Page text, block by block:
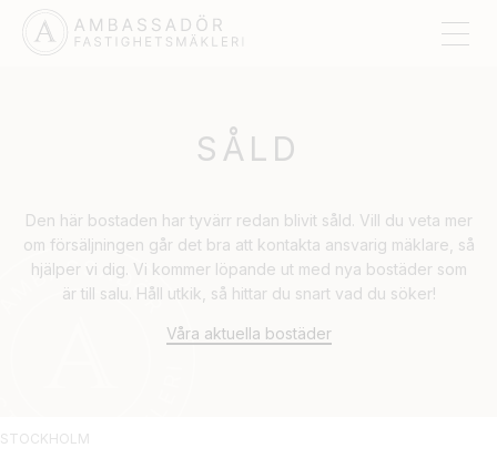
SÅLD
Den här bostaden har tyvärr redan blivit såld. Vill du veta mer
om försäljningen går det bra att kontakta ansvarig mäklare, så
hjälper vi dig. Vi kommer löpande ut med nya bostäder som
är till salu. Håll utkik, så hittar du snart vad du söker!
Våra aktuella bostäder
STOCKHOLM